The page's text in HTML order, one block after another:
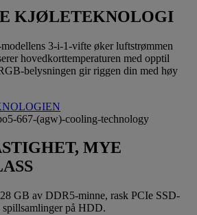
KJØLETEKNOLOGI
3-i-1-vifte øker luftstrømmen
hovedkorttemperaturen med opptil
belysningen gir riggen din med høy
MYE
GB av DDR5-minne, rask PCIe SSD-
spillsamlinger på HDD.